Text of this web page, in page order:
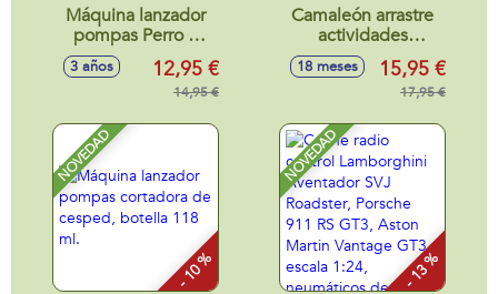
Máquina lanzador
pompas Perro o
Dinosaurio, botella
118 ml.
3 años 12,95 €
14,95 €
Camaleón arrastre
actividades
28x13x14cm
18 meses 15,95 €
17,95 €
NOVEDAD
- 10 %
NOVEDAD
- 13 %